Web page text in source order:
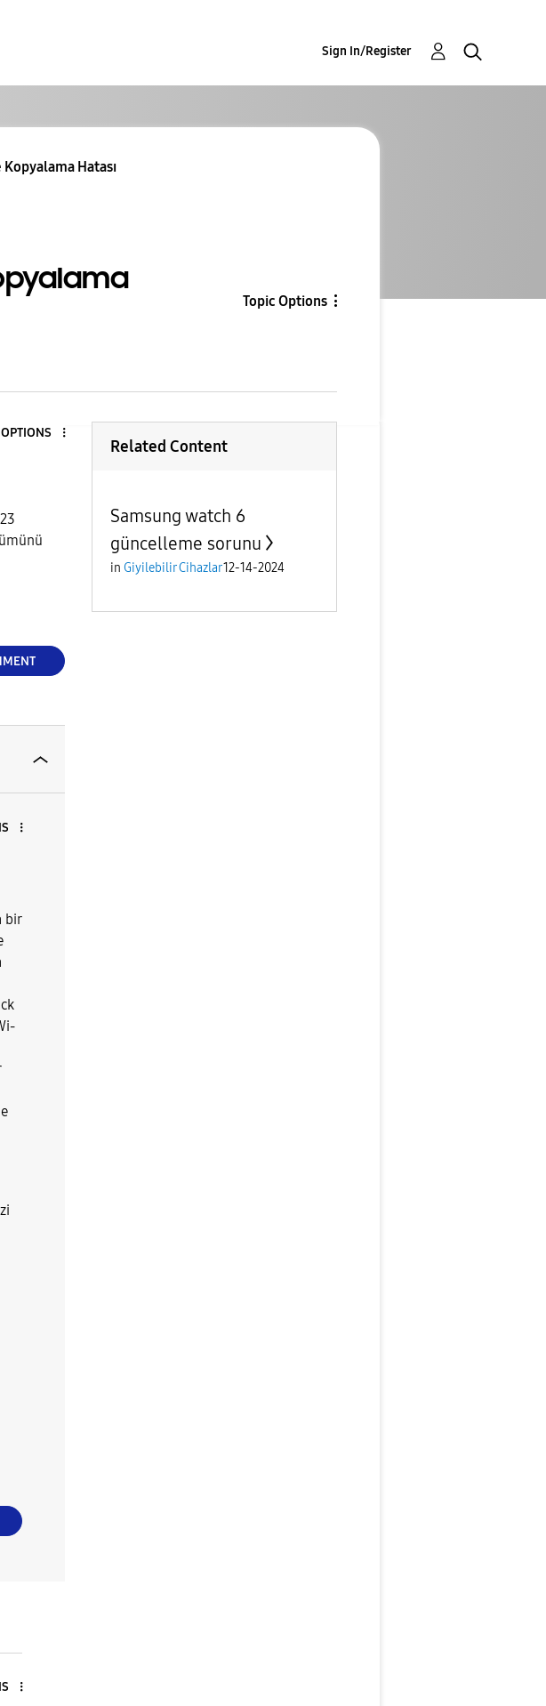
Sign In/Register
Hatası
Topic Options
OPTIONS
bir
Related Content
Samsung watch 6
güncelleme sorunu
in Giyilebilir Cihazlar12-14-2024